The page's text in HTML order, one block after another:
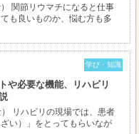
関節リウマチになると仕事
も良いものか、悩む方も多
学び・知識
や必要な機能、リハビリ
リハビリの現場では、患者
い）」をとってもらいなが